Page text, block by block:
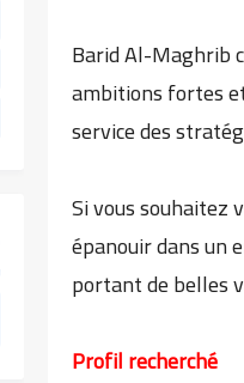
Barid Al-Maghrib
ambitions fortes
service des
Si vous souhaitez
épanouir dans un
portant de belles
Profil recherché